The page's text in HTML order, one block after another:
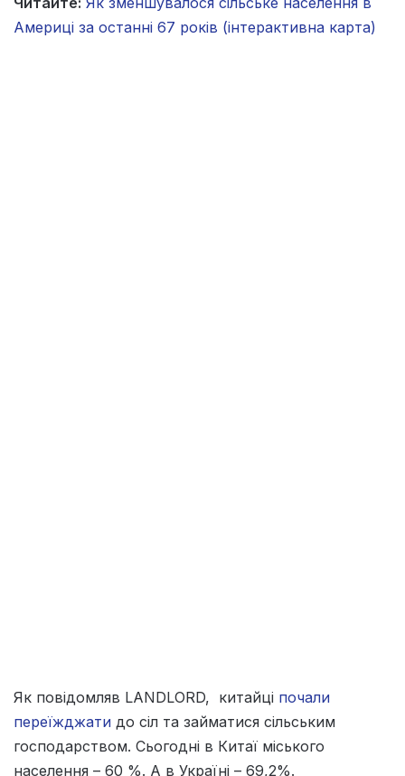
Америці за останні 67 років (інтерактивна карта)
Як повідомляв LANDLORD, китайці почали
переїжджати до сіл та займатися сільським
господарством. Сьогодні в Китаї міського
населення – 60 %. А в Україні – 69,2%.